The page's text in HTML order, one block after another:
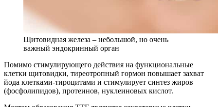
Щитовидная железа – небольшой, но очень
важный эндокринный орган
Помимо стимулирующего действия на функциональные
клетки щитовидки, тиреотропный гормон повышает захват
йода клетками-тироцитами и стимулирует синтез жиров
(фосфолипидов), протеинов, нуклеиновых кислот.